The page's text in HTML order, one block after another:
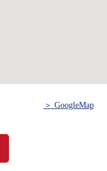
＞ GoogleMap